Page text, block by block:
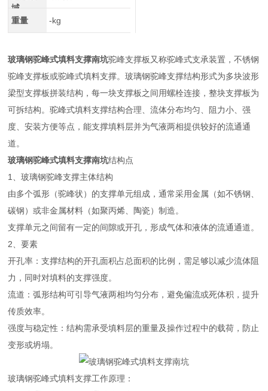
域
重量 -kg
玻璃钢驼峰式填料支撑南坑驼峰支撑板又称驼峰式支承装置，不锈钢
驼峰支撑板或驼峰式填料支撑。玻璃钢驼峰支撑结构形式为多块波形
梁型支撑板拼装结构，每一块支撑板之间用螺栓连接，整块支撑板为
可拆结构。驼峰式填料支撑结构合理、流体分布均匀、阻力小、强
度、安装方便等点，能支撑填料层并为气液两相提供较好的流通通
道。
玻璃钢驼峰式填料支撑南坑结构点
1、玻璃钢驼峰支撑主体结构
由多个弧形（驼峰状）的支撑单元组成，通常采用金属（如不锈钢、
碳钢）或非金属材料（如聚丙烯、陶瓷）制造。
支撑单元之间留有一定的间隙或开孔，形成气体和液体的流通通道。
2、要素
开孔率：支撑结构的开孔面积占总面积的比例，需足够以减少流体阻
力，同时对填料的支撑强度。
流道：弧形结构可引导气液两相均匀分布，避免偏流或死体积，提升
传质效率。
强度与稳定性：结构需承受填料层的重量及操作过程中的载荷，防止
变形或坍塌。
玻璃钢驼峰式填料支撑工作原理：